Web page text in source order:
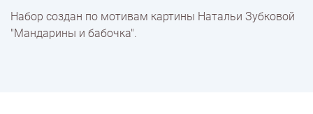
Доставка
Набор создан по мотивам картины Натальи Зубковой
"Мандарины и бабочка".